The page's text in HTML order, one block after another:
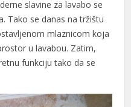
slavine za lavabo se
Tako se danas na tržištu
mlaznicom koja
u lavabou. Zatim,
funkciju tako da se